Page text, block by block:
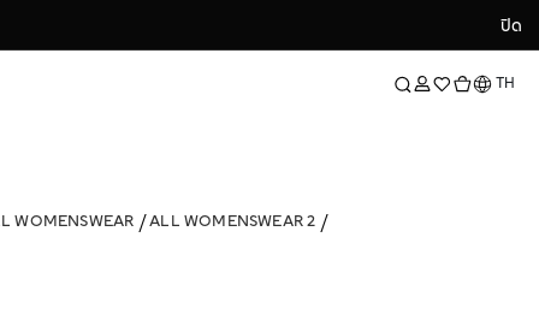
ปิด
ปิด
ภาษาTH
WOMENSWEAR
ALL WOMENSWEAR 2